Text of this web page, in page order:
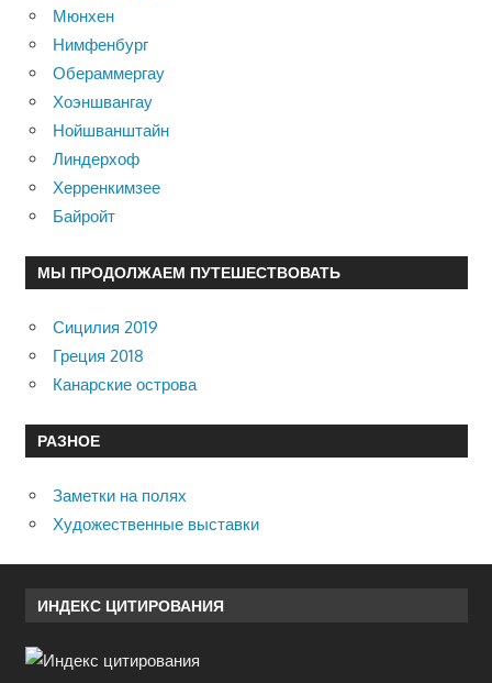
Мюнхен
Нимфенбург
Обераммергау
Хоэншвангау
Нойшванштайн
Линдерхоф
Херренкимзее
Байройт
МЫ ПРОДОЛЖАЕМ ПУТЕШЕСТВОВАТЬ
Сицилия 2019
Греция 2018
Канарские острова
РАЗНОЕ
Заметки на полях
Художественные выставки
ИНДЕКС ЦИТИРОВАНИЯ